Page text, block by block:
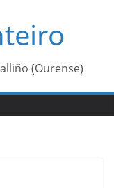
(Ourense)